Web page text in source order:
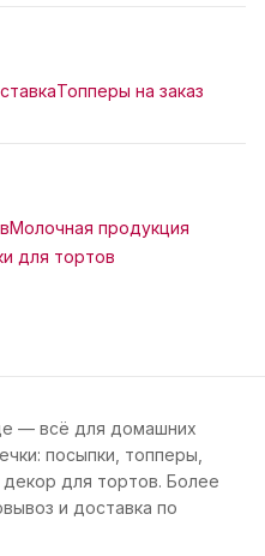
Топперы на заказ
Молочная продукция
для тортов
— всё для домашних
посыпки, топперы,
для тортов. Более
и доставка по